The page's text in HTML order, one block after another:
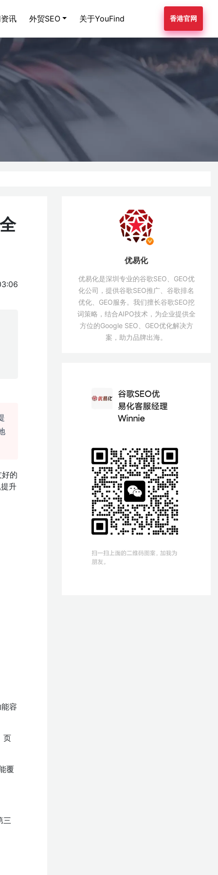
讯 外贸SEO 关于YouFind 香港官网
的
升
容
页
覆
三
优易化
优易化是深圳专业的谷歌SEO、GEO优
化公司，提供谷歌SEO推广、谷歌排名
优化、GEO服务。我们擅长谷歌SEO挖
词策略，结合AIPO技术，为企业提供全
方位的Google SEO、GEO优化解决方
案，助力品牌出海。